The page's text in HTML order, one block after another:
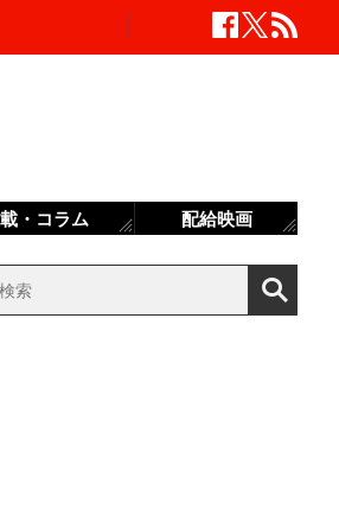
・コラム 配給映画